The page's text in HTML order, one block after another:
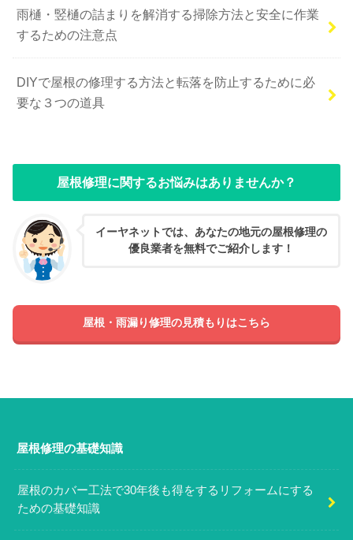
雨樋・竪樋の詰まりを解消する掃除方法と安全に作業
するための注意点
DIYで屋根の修理する方法と転落を防止するために必
要な３つの道具
屋根修理に関するお悩みはありませんか？
イーヤネットでは、あなたの地元の屋根修理の
優良業者を無料でご紹介します！
屋根・雨漏り修理の見積もりはこちら
屋根修理の基礎知識
屋根のカバー工法で30年後も得をするリフォームにする
ための基礎知識